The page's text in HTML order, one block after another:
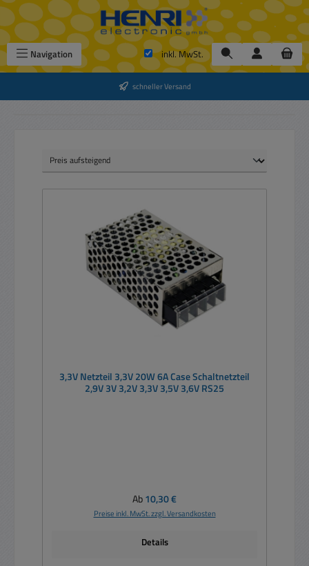
Zum Hauptinhalt springen
Navigation inkl. MwSt.
schneller Versand
3,3V Netzteil 3,3V 20W 6A Case Schaltnetzteil
2,9V 3V 3,2V 3,3V 3,5V 3,6V RS25
Regulärer Preis:
Ab10,30 €
Preise inkl. MwSt. zzgl. Versandkosten
Details